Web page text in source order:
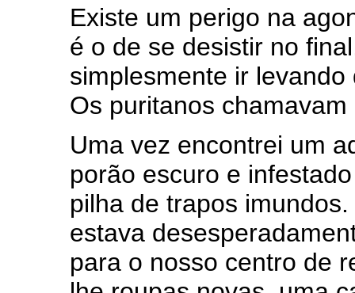
Existe um perigo na
é o de se desistir no
simplesmente ir
Os puritanos
Uma vez encontrei um
porão escuro e
pilha de trapos
estava
para o nosso centro de